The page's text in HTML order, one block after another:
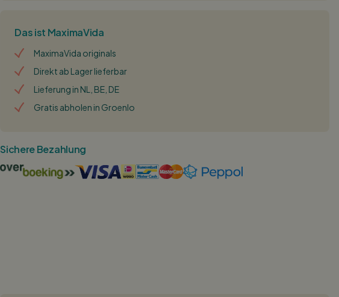
Das ist MaximaVida
MaximaVida originals
Direkt ab Lager lieferbar
Lieferung in NL, BE, DE
Gratis abholen in Groenlo
Sichere Bezahlung